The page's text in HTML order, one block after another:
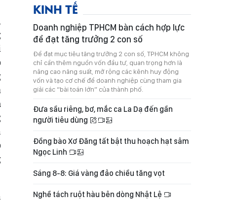
KINH TẾ
Doanh nghiệp TPHCM bàn cách hợp lực
để đạt tăng trưởng 2 con số
Để đạt mục tiêu tăng trưởng 2 con số, TPHCM không
chỉ cần thêm nguồn vốn đầu tư, quan trọng hơn là
nâng cao năng suất, mở rộng các kênh huy động
vốn và tạo cơ chế để doanh nghiệp cùng tham gia
giải các “bài toán lớn” của thành phố.
Đưa sầu riêng, bơ, mắc ca La Dạ đến gần
người tiêu dùng
Đồng bào Xơ Đăng tất bật thu hoạch hạt sâm
Ngọc Linh
Sáng 8-8: Giá vàng đảo chiều tăng vọt
Nghề tách ruột hàu bên dòng Nhật Lệ